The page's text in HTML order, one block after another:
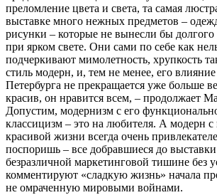
преломление цвета и света, та самая
выставке много нежных предметов –
рисунки – которые не вынесли бы
при ярком свете. Они сами по себе как
подчеркивают мимолетность, хрупкость
стиль модерн, и, тем не менее, его
Петербурга не прекращается уже больше
красив, он нравится всем, – продолжает
Допустим, модернизм с его
классицизм – это на любителя. А модерн с
красивой жизни всегда очень
поспоришь – все добравшиеся до
безразличной маркетинговой тишине без
комментируют «сладкую жизнь» начала
не омраченную мировыми войнами.